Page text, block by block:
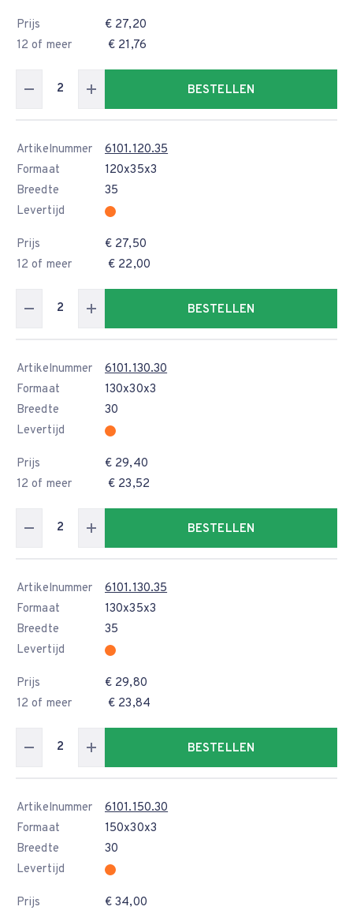
Prijs
€ 27,20
12 of meer
€ 21,76
BESTELLEN
Artikelnummer
6101.120.35
Formaat
120x35x3
Breedte
35
Levertijd
Prijs
€ 27,50
12 of meer
€ 22,00
BESTELLEN
Artikelnummer
6101.130.30
Formaat
130x30x3
Breedte
30
Levertijd
Prijs
€ 29,40
12 of meer
€ 23,52
BESTELLEN
Artikelnummer
6101.130.35
Formaat
130x35x3
Breedte
35
Levertijd
Prijs
€ 29,80
12 of meer
€ 23,84
BESTELLEN
Artikelnummer
6101.150.30
Formaat
150x30x3
Breedte
30
Levertijd
Prijs
€ 34,00